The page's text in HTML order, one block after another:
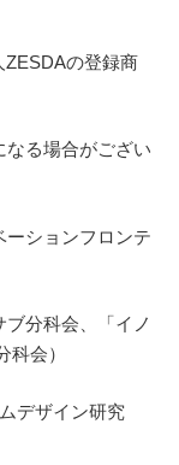
の登録商
る場合がござい
ションフロンテ
ブ分科会、「イノ
会）
デザイン研究